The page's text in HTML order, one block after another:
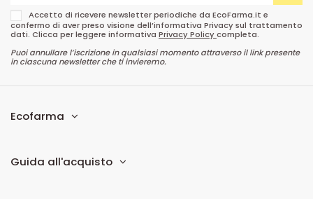
Accetto di ricevere newsletter periodiche da EcoFarma.it e
confermo di aver preso visione dell’informativa Privacy sul trattamento
dati. Clicca per leggere informativa Privacy Policycompleta.
Puoi annullare l’iscrizione in qualsiasi momento attraverso il link presente
in ciascuna newsletter che ti invieremo.
Ecofarma
Guida all'acquisto